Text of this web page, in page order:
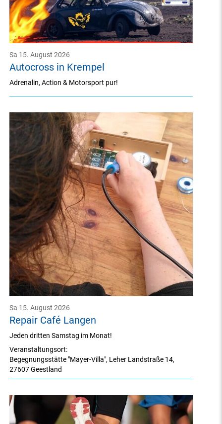
Autocross in Krempel
Sa 15. August 2026
Adrenalin, Action & Motorsport pur!
Repair Café Langen
Sa 15. August 2026
Veranstaltungsort:
Begegnungsstätte "Mayer-Villa", Leher Landstraße 14,
27607 Geestland
Jeden dritten Samstag im Monat!